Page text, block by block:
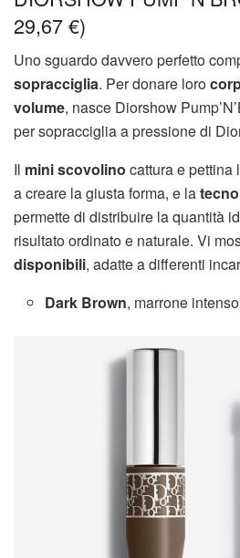
29,67 €)
Uno sguardo davvero perfetto
sopracciglia. Per donare loro
volume, nasce Diorshow
per sopracciglia a pressione di
Il mini scovolino cattura e pettina
a creare la giusta forma, e la
permette di distribuire la quantità
risultato ordinato e naturale. Vi
disponibili, adatte a differenti
Dark Brown, marrone